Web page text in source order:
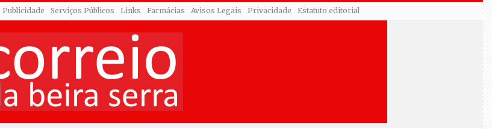
Publicidade Serviços Públicos Links Farmácias Avisos Legais Privacidade Estatuto editorial